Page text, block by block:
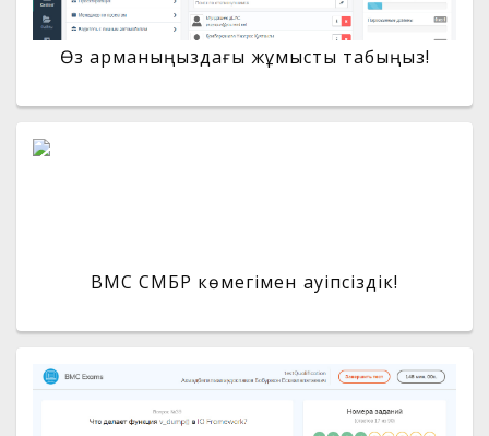
Өз арманыңыздағы жұмысты табыңыз!
BMC СМБР көмегімен қауіпсіздік!